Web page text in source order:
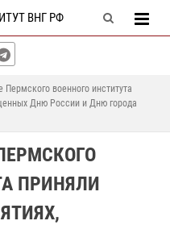
ВНГ РФ
военного института
Дню России и Дню города
ПРИНЯЛИ